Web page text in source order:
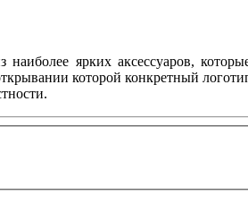
ярких аксессуаров,
которой конкретный